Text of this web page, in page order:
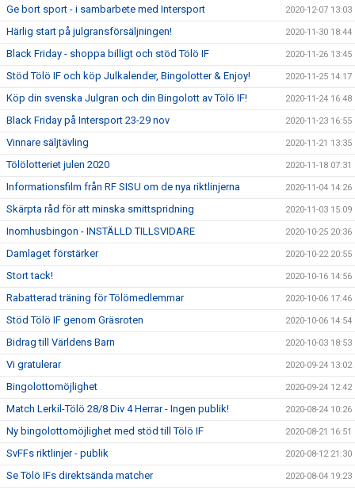
Ge bort sport - i sambarbete med Intersport 2020-12-07 13:03
Härlig start på julgransförsäljningen! 2020-11-30 18:44
Black Friday - shoppa billigt och stöd Tölö IF 2020-11-26 13:45
Stöd Tölö IF och köp Julkalender, Bingolotter & Enjoy! 2020-11-25 14:17
Köp din svenska Julgran och din Bingolott av Tölö IF! 2020-11-24 16:48
Black Friday på Intersport 23-29 nov 2020-11-23 16:55
Vinnare säljtävling 2020-11-21 13:35
Tölölotteriet julen 2020 2020-11-18 07:31
Informationsfilm från RF SISU om de nya riktlinjerna 2020-11-04 14:26
Skärpta råd för att minska smittspridning 2020-11-03 15:09
Inomhusbingon - INSTÄLLD TILLSVIDARE 2020-10-25 20:36
Damlaget förstärker 2020-10-22 20:55
Stort tack! 2020-10-16 14:56
Rabatterad träning för Tölömedlemmar 2020-10-06 17:46
Stöd Tölö IF genom Gräsroten 2020-10-06 14:54
Bidrag till Världens Barn 2020-10-03 18:53
Vi gratulerar 2020-09-24 13:02
Bingolottomöjlighet 2020-09-24 12:42
Match Lerkil-Tölö 28/8 Div 4 Herrar - Ingen publik! 2020-08-24 10:26
Ny bingolottomöjlighet med stöd till Tölö IF 2020-08-21 16:51
SvFFs riktlinjer - publik 2020-08-12 21:30
Se Tölö IFs direktsända matcher 2020-08-04 19:23